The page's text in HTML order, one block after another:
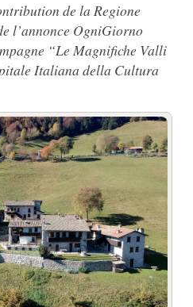
de la Regione
l’annonce OgniGiorno
“Le Magnifiche Valli
Italiana della Cultura